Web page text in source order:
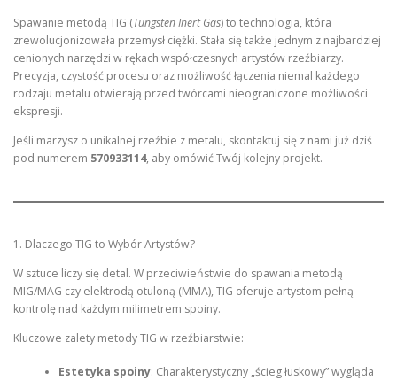
Spawanie metodą TIG (Tungsten Inert Gas) to technologia, która
zrewolucjonizowała przemysł ciężki. Stała się także jednym z najbardziej
cenionych narzędzi w rękach współczesnych artystów rzeźbiarzy.
Precyzja, czystość procesu oraz możliwość łączenia niemal każdego
rodzaju metalu otwierają przed twórcami nieograniczone możliwości
ekspresji.
Jeśli marzysz o unikalnej rzeźbie z metalu, skontaktuj się z nami już dziś
pod numerem 570933114, aby omówić Twój kolejny projekt.
1. Dlaczego TIG to Wybór Artystów?
W sztuce liczy się detal. W przeciwieństwie do spawania metodą
MIG/MAG czy elektrodą otuloną (MMA), TIG oferuje artystom pełną
kontrolę nad każdym milimetrem spoiny.
Kluczowe zalety metody TIG w rzeźbiarstwie:
Estetyka spoiny: Charakterystyczny „ścieg łuskowy” wygląda